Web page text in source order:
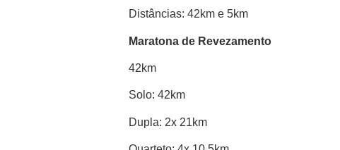
Distâncias: 42km e 5km
Maratona de Revezamento
42km
Solo: 42km
Dupla: 2x 21km